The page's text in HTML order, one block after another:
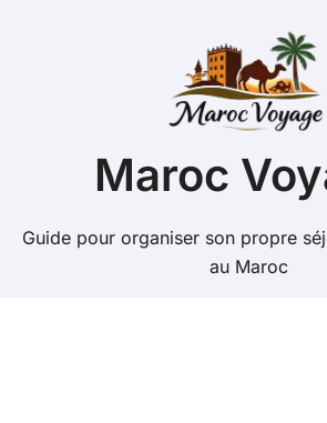
Maroc
Guide pour organiser son propre
au Maroc